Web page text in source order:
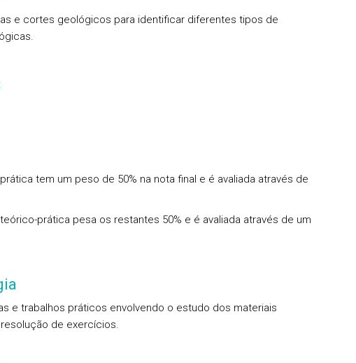
e cortes geológicos para identificar diferentes tipos de
tem um peso de 50% na nota final e é avaliada através de
prática pesa os restantes 50% e é avaliada através de um
e trabalhos práticos envolvendo o estudo dos materiais
de exercícios.